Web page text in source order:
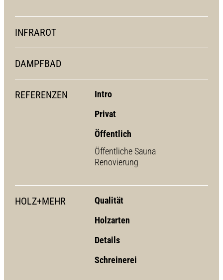
INFRAROT
DAMPFBAD
REFERENZEN
Intro
Privat
Öffentlich
Öffentliche Sauna
Renovierung
HOLZ+MEHR
Qualität
Holzarten
Details
Schreinerei